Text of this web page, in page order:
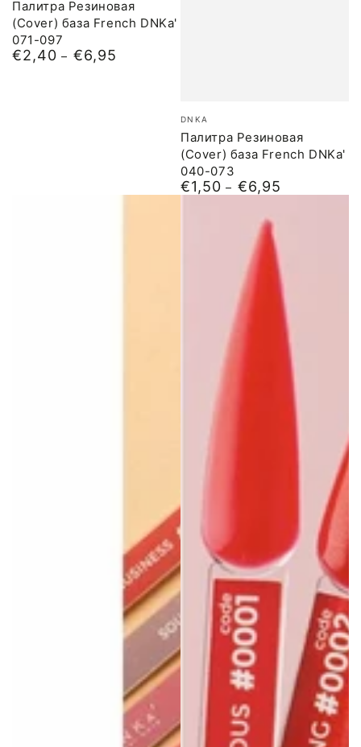
Палитра Резиновая
(Cover) база French DNKa'
071-097
Обычная
€2,40 €6,95
Бренд:
DNKA
Палитра Резиновая
(Cover) база French DNKa'
040-073
Обычная
€1,50 €6,95